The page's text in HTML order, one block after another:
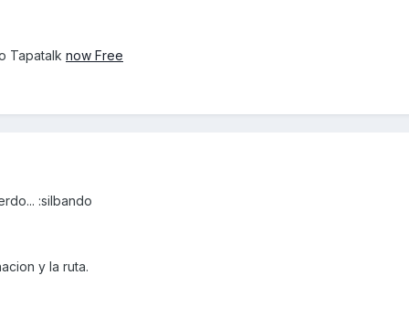
Tapatalk now Free
:silbando
y la ruta.